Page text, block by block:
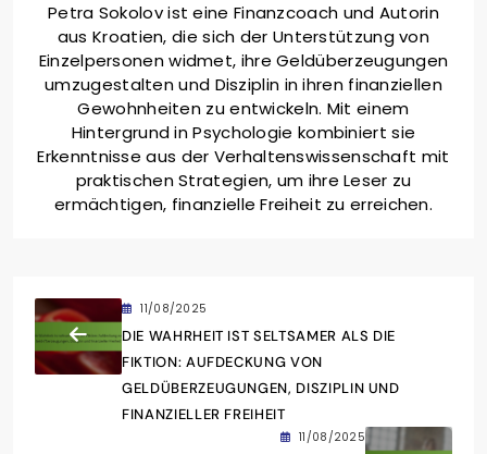
Petra Sokolov ist eine Finanzcoach und Autorin
aus Kroatien, die sich der Unterstützung von
Einzelpersonen widmet, ihre Geldüberzeugungen
umzugestalten und Disziplin in ihren finanziellen
Gewohnheiten zu entwickeln. Mit einem
Hintergrund in Psychologie kombiniert sie
Erkenntnisse aus der Verhaltenswissenschaft mit
praktischen Strategien, um ihre Leser zu
ermächtigen, finanzielle Freiheit zu erreichen.
11/08/2025
DIE WAHRHEIT IST SELTSAMER ALS DIE
FIKTION: AUFDECKUNG VON
GELDÜBERZEUGUNGEN, DISZIPLIN UND
FINANZIELLER FREIHEIT
11/08/2025